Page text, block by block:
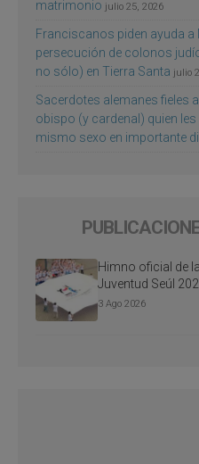
matrimonio julio 25, 2026
Franciscanos piden ayuda a
persecución de colonos
no sólo) en Tierra Santa julio
Sacerdotes alemanes fieles
obispo (y cardenal) quien
mismo sexo en importante
Himno oficial de
Juventud Seúl
3 Ago 2026